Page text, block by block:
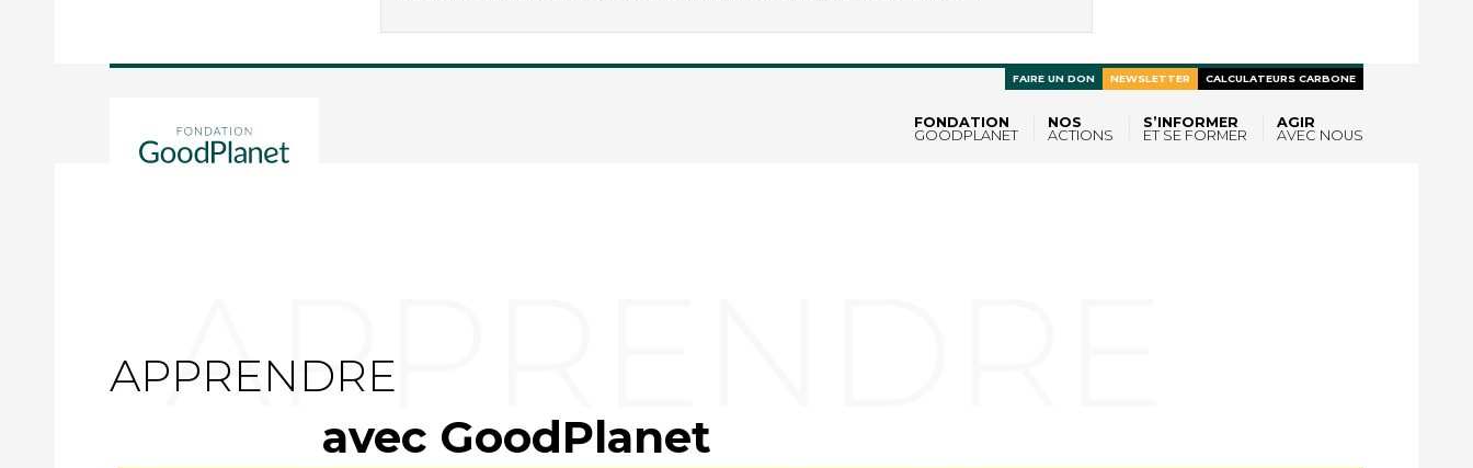
FONDATION
GOODPLANET
NOS
ACTIONS
S’INFORMER
ET SE FORMER
AGIR
AVEC NOUS
FAIRE UN DON NEWSLETTER CALCULATEURS CARBONE
APPRENDRE
avec GoodPlanet